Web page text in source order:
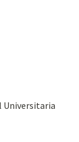
Universitaria